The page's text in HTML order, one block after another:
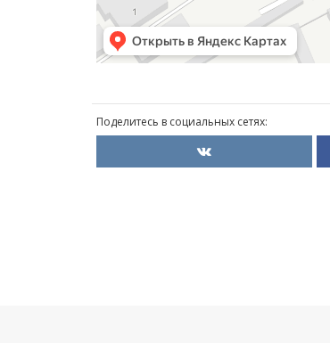
Поделитесь в социальных сетях: